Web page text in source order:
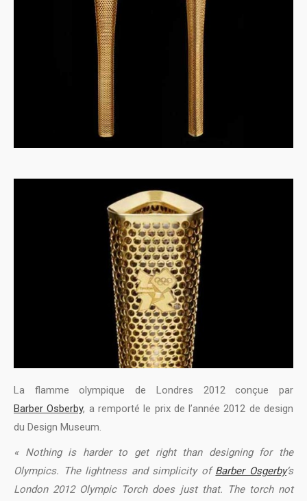
La flamme olympique de Londres 2012 conçue par
Barber Osberby, a remporté le prix de l’année 2012 de design
du Design Museum.
« Nothing is harder to get right than designing for the
Olympics. The lightness and simplicity of Barber Osgerby‘s
London 2012 Olympic Torch does just that. The torch not